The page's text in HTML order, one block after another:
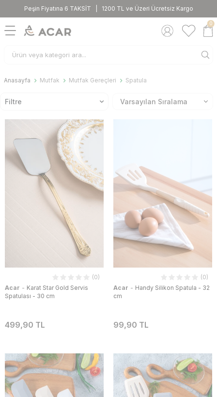
Peşin Fiyatına 6 TAKSİT | 1200 TL ve Üzeri Ücretsiz Kargo
0
Anasayfa Mutfak Mutfak Gereçleri Spatula
Filtre
(0)
Acar - Karat Star Gold Servis
Spatulası - 30 cm
499,90 TL
(0)
Acar - Handy Silikon Spatula - 32
cm
99,90 TL